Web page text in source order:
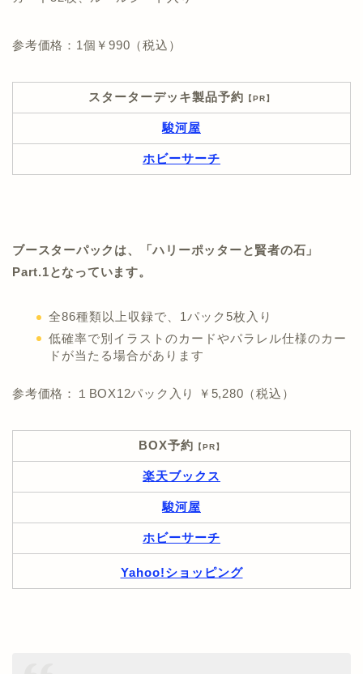
参考価格：1個￥990（税込）
スターターデッキ製品予約 【PR】
駿河屋
ホビーサーチ
ブースターパックは、「ハリーポッターと賢者の石」
Part.1となっています。
全86種類以上収録で、1パック5枚入り
低確率で別イラストのカードやパラレル仕様のカー
ドが当たる場合があります
参考価格：１BOX12パック入り ￥5,280（税込）
BOX予約 【PR】
楽天ブックス
駿河屋
ホビーサーチ
Yahoo!ショッピング